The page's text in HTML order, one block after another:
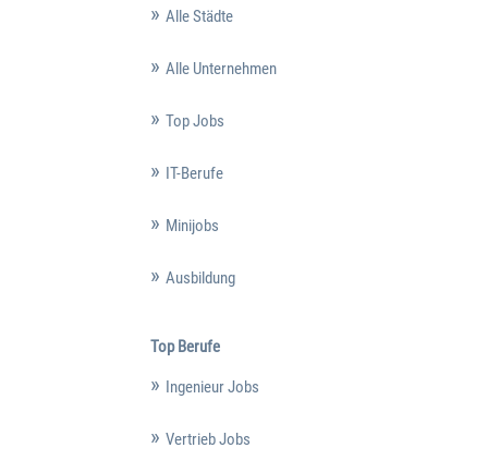
Alle Städte
Alle Unternehmen
Top Jobs
IT-Berufe
Minijobs
Ausbildung
Top Berufe
Ingenieur Jobs
Vertrieb Jobs